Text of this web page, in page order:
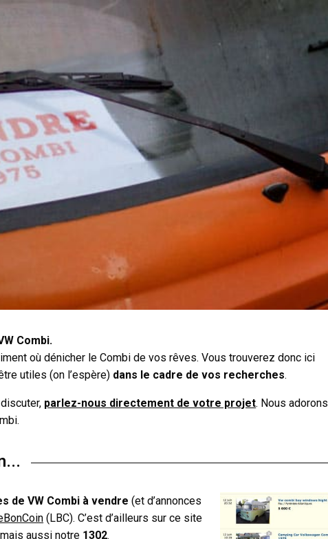
Combi.
où dénicher le Combi de vos rêves. Vous trouverez donc ici
utiles (on l’espère) dans le cadre de vos recherches.
parlez-nous directement de votre projet. Nous adorons
de VW Combi à vendre (et d’annonces
(LBC). C’est d’ailleurs sur ce site
aussi notre 1302.